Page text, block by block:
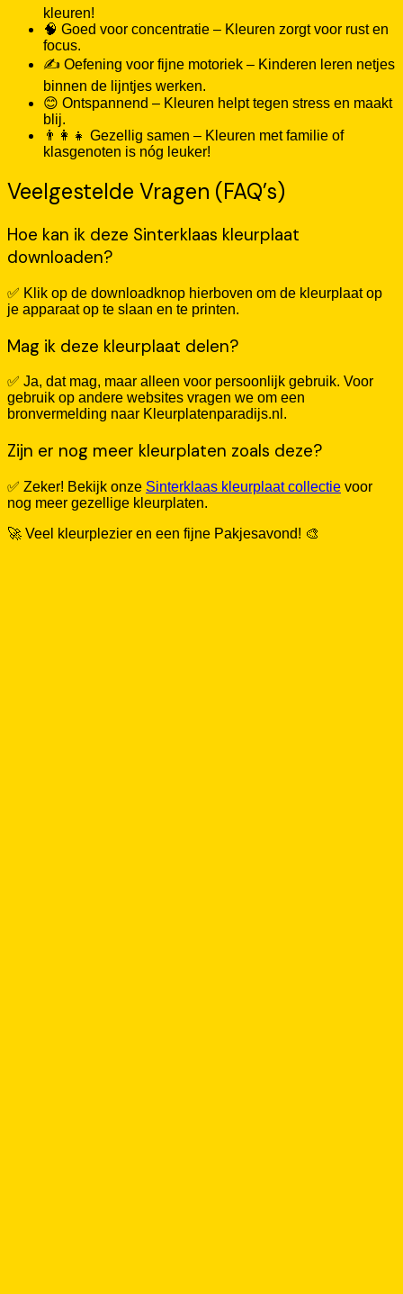
kleuren!
🧠 Goed voor concentratie – Kleuren zorgt voor rust en
focus.
✍️ Oefening voor fijne motoriek – Kinderen leren netjes
binnen de lijntjes werken.
😊 Ontspannend – Kleuren helpt tegen stress en maakt
blij.
👨‍👩‍👧 Gezellig samen – Kleuren met familie of
klasgenoten is nóg leuker!
Veelgestelde Vragen (FAQ’s)
Hoe kan ik deze Sinterklaas kleurplaat
downloaden?
✅ Klik op de downloadknop hierboven om de kleurplaat op
je apparaat op te slaan en te printen.
Mag ik deze kleurplaat delen?
✅ Ja, dat mag, maar alleen voor persoonlijk gebruik. Voor
gebruik op andere websites vragen we om een
bronvermelding naar Kleurplatenparadijs.nl.
Zijn er nog meer kleurplaten zoals deze?
✅ Zeker! Bekijk onze Sinterklaas kleurplaat collectie voor
nog meer gezellige kleurplaten.
🚀 Veel kleurplezier en een fijne Pakjesavond! 🎨